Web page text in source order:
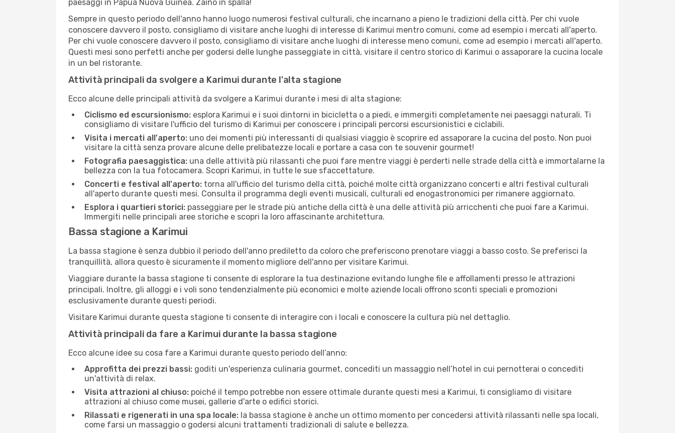
paesaggi in Papua Nuova Guinea. Zaino in spalla!
Sempre in questo periodo dell'anno hanno luogo numerosi festival culturali, che incarnano a pieno le tradizioni della città. Per chi vuole
conoscere davvero il posto, consigliamo di visitare anche luoghi di interesse di Karimui mentro comuni, come ad esempio i mercati all'aperto.
Per chi vuole conoscere davvero il posto, consigliamo di visitare anche luoghi di interesse meno comuni, come ad esempio i mercati all'aperto.
Questi mesi sono perfetti anche per godersi delle lunghe passeggiate in città, visitare il centro storico di Karimui o assaporare la cucina locale
in un bel ristorante.
Attività principali da svolgere a Karimui durante l'alta stagione
Ecco alcune delle principali attività da svolgere a Karimui durante i mesi di alta stagione:
Ciclismo ed escursionismo: esplora Karimui e i suoi dintorni in bicicletta o a piedi, e immergiti completamente nei paesaggi naturali. Ti
consigliamo di visitare l'ufficio del turismo di Karimui per conoscere i principali percorsi escursionistici e ciclabili.
Visita i mercati all'aperto: uno dei momenti più interessanti di qualsiasi viaggio è scoprire ed assaporare la cucina del posto. Non puoi
visitare la città senza provare alcune delle prelibatezze locali e portare a casa con te souvenir gourmet!
Fotografia paesaggistica: una delle attività più rilassanti che puoi fare mentre viaggi è perderti nelle strade della città e immortalarne la
bellezza con la tua fotocamera. Scopri Karimui, in tutte le sue sfaccettature.
Concerti e festival all'aperto: torna all'ufficio del turismo della città, poiché molte città organizzano concerti e altri festival culturali
all'aperto durante questi mesi. Consulta il programma degli eventi musicali, culturali ed enogastronomici per rimanere aggiornato.
Esplora i quartieri storici: passeggiare per le strade più antiche della città è una delle attività più arricchenti che puoi fare a Karimui.
Immergiti nelle principali aree storiche e scopri la loro affascinante architettura.
Bassa stagione a Karimui
La bassa stagione è senza dubbio il periodo dell'anno prediletto da coloro che preferiscono prenotare viaggi a basso costo. Se preferisci la
tranquillità, allora questo è sicuramente il momento migliore dell'anno per visitare Karimui.
Viaggiare durante la bassa stagione ti consente di esplorare la tua destinazione evitando lunghe file e affollamenti presso le attrazioni
principali. Inoltre, gli alloggi e i voli sono tendenzialmente più economici e molte aziende locali offrono sconti speciali e promozioni
esclusivamente durante questi periodi.
Visitare Karimui durante questa stagione ti consente di interagire con i locali e conoscere la cultura più nel dettaglio.
Attività principali da fare a Karimui durante la bassa stagione
Ecco alcune idee su cosa fare a Karimui durante questo periodo dell’anno:
Approfitta dei prezzi bassi: goditi un'esperienza culinaria gourmet, concediti un massaggio nell’hotel in cui pernotterai o concediti
un'attività di relax.
Visita attrazioni al chiuso: poiché il tempo potrebbe non essere ottimale durante questi mesi a Karimui, ti consigliamo di visitare
attrazioni al chiuso come musei, gallerie d'arte o edifici storici.
Rilassati e rigenerati in una spa locale: la bassa stagione è anche un ottimo momento per concedersi attività rilassanti nelle spa locali,
come farsi un massaggio o godersi alcuni trattamenti tradizionali di salute e bellezza.